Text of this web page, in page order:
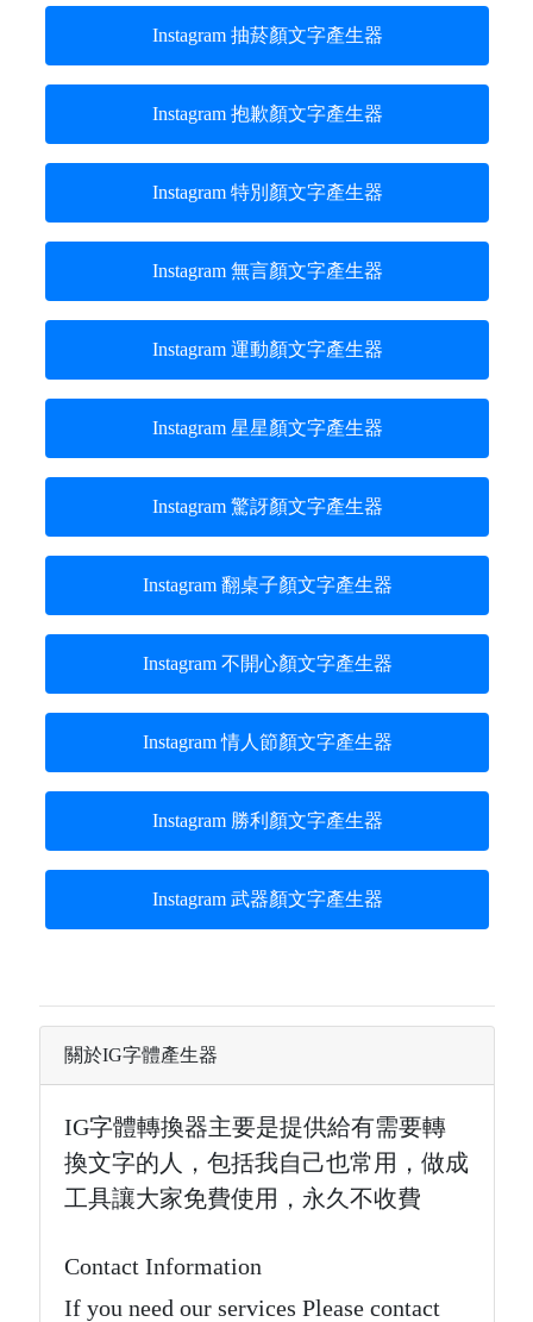
Instagram 抽菸顏文字產生器
Instagram 抱歉顏文字產生器
Instagram 特別顏文字產生器
Instagram 無言顏文字產生器
Instagram 運動顏文字產生器
Instagram 星星顏文字產生器
Instagram 驚訝顏文字產生器
Instagram 翻桌子顏文字產生器
Instagram 不開心顏文字產生器
Instagram 情人節顏文字產生器
Instagram 勝利顏文字產生器
Instagram 武器顏文字產生器
關於IG字體產生器
IG字體轉換器主要是提供給有需要轉
換文字的人，包括我自己也常用，做成
工具讓大家免費使用，永久不收費
Contact Information
If you need our services Please contact